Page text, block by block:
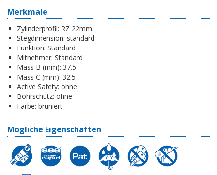
Merkmale
Zylinderprofil: RZ 22mm
Stegdimension: standard
Funktion: Standard
Mitnehmer: Standard
Mass B (mm): 37.5
Mass C (mm): 32.5
Active Safety: ohne
Bohrschutz: ohne
Farbe: brüniert
Mögliche Eigenschaften